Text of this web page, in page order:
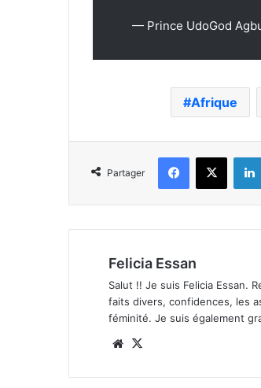
— Prince UdoGod
Afrique
Partager
Facebook
X
Felicia Essan
Salut !! Je suis Felicia Essan.
faits divers, confidences, les
féminité. Je suis également
Website